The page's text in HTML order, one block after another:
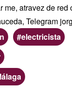
me, atravez de red
Telegram
electricista